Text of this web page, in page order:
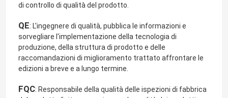
di controllo di qualità del prodotto.
QE: L'ingegnere di qualità, pubblica le informazioni e
sorvegliare l'implementazione della tecnologia di
produzione, della struttura di prodotto e delle
raccomandazioni di miglioramento trattato affrontare le
edizioni a breve e a lungo termine.
FQC: Responsabile della qualità delle ispezioni di fabbrica